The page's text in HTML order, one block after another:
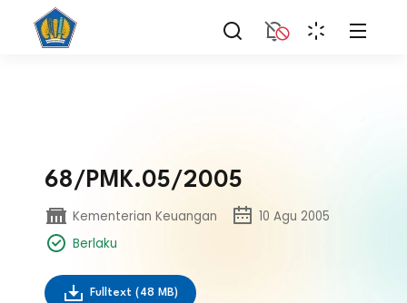
68/PMK.05/2005
Kementerian Keuangan
10 Agu 2005
Berlaku
Fulltext (48 MB)